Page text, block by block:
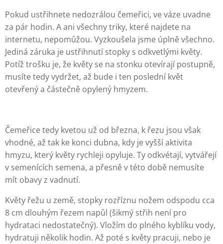
Pokud ustřihnete nedozrálou čemeřici, ve váze uvadne
za pár hodin. A ani všechny triky, které najdete na
internetu, nepomůžou. Vyzkoušela jsme úplně všechno.
Jediná záruka je ustřihnutí stopky s odkvetlými květy.
Potíž trošku je, že květy se na stonku otevírají postupně,
musíte tedy vydržet, až bude i ten poslední květ
otevřený a částečně opylený hmyzem.
Čemeřice tedy kvetou už od března, k řezu jsou však
vhodné, až tak ke konci dubna, kdy je vyšší aktivita
hmyzu, který květy rychleji opyluje. Ty odkvétají, vytvářejí
v semenících semena, a přesně v této době nemusíte
mít obavy z vadnutí.
Květy řežu u země, stopky rozříznu nožem odspodu cca
8 cm dlouhým řezem napůl (šikmý střih není pro
hydrataci nedostatečný). Vložím do plného kyblíku vody,
hydratuji několik hodin. Až poté s květy pracuji, nebo je